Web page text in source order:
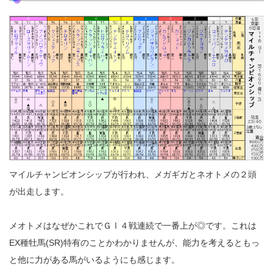
マイルチャンピオンシップが行われ、メガギガとネオトメの２頭
が出走します。
メオトメはなぜかこれでＧⅠ４戦連続で一番上が◎です。これは
EX種牡馬(SR)特有のことかわかりませんが、能力を考えるともっ
と他に力がある馬がいるようにも感じます。